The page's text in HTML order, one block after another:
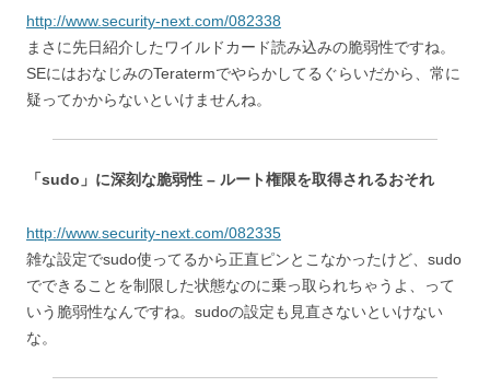
http://www.security-next.com/082338
まさに先日紹介したワイルドカード読み込みの脆弱性ですね。
SEにはおなじみのTeratermでやらかしてるぐらいだから、常に
疑ってかからないといけませんね。
「sudo」に深刻な脆弱性 – ルート権限を取得されるおそれ
http://www.security-next.com/082335
雑な設定でsudo使ってるから正直ピンとこなかったけど、sudo
でできることを制限した状態なのに乗っ取られちゃうよ、って
いう脆弱性なんですね。sudoの設定も見直さないといけない
な。